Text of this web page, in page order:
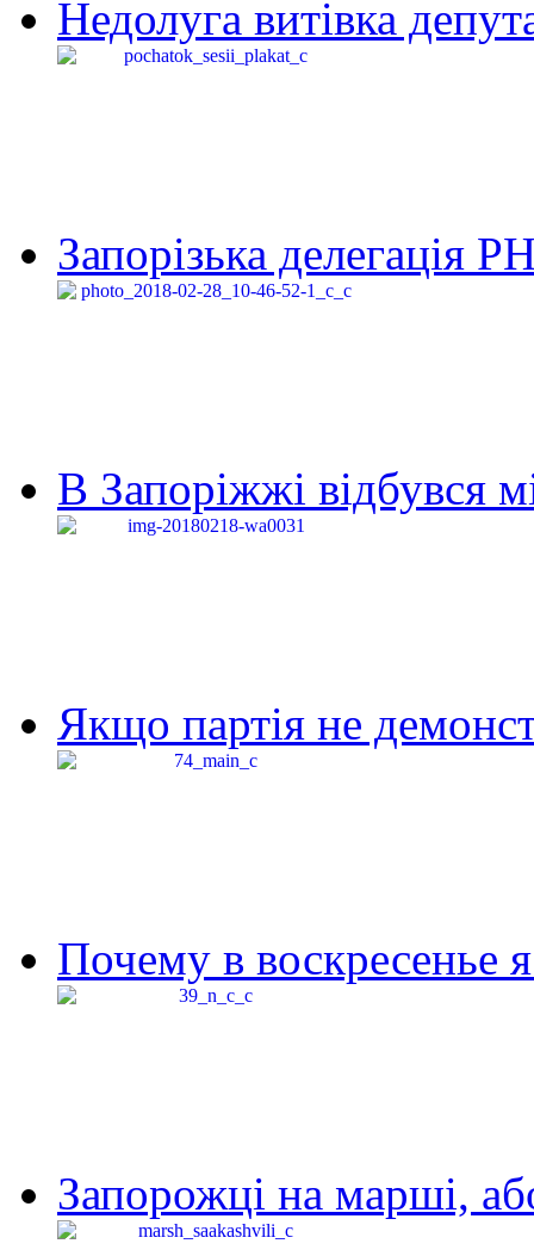
Недолуга витівка
Запорізька делегація
В Запоріжжі відбувся
Якщо партія не
Почему в воскресенье
Запорожці на марші,